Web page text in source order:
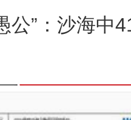
公”：沙海中